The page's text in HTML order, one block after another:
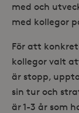
med och
med kollegor
För att
kollegor valt
är stopp,
sin tur och
är 1-3 år som